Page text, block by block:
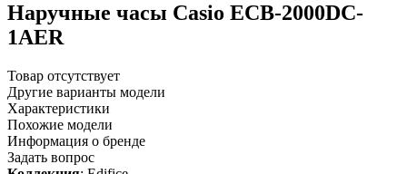
Наручные часы Casio ECB-2000DC-
1AER
Товар отсутствует
Другие варианты модели
Характеристики
Похожие модели
Информация о бренде
Задать вопрос